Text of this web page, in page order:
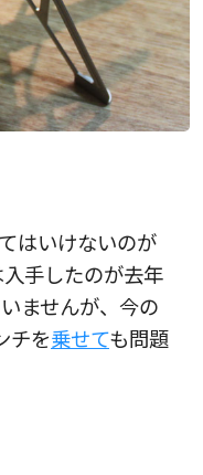
はいけないのが
手したのが去年
ませんが、今の
チを乗せても問題